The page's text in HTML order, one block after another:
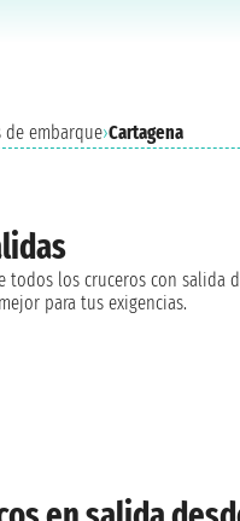
embarque›Cartagena
todos los cruceros con salida
para tus exigencias.